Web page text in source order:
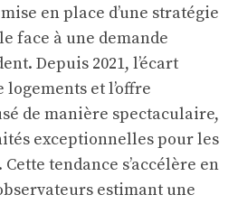
en place d’une stratégie
face à une demande
Depuis 2021, l’écart
et l’offre
de manière spectaculaire,
exceptionnelles pour les
tendance s’accélère en
estimant une